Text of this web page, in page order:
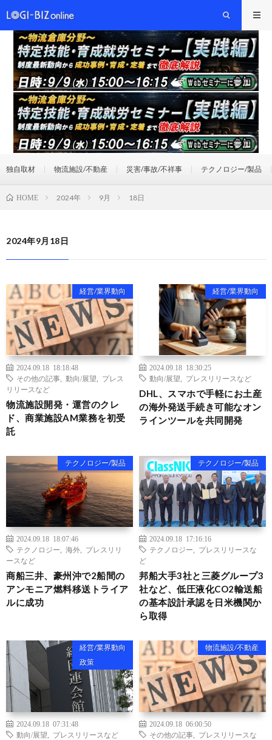
独自取材 物流施設/不動産 災害/事故/不祥事 テクノロジー/製品
HOME 2024年 9月 18日
2024年9月18日
経営/業界動向
2024.09.18 18:18:48
その他の記事
動向/展望
プレス
リリースなど
物流施設開発・運営のクレ
ド、商業施設AM業務を初受
託
経営/業界動向
2024.09.18 18:30:25
動向/展望
プレスリリースなど
DHL、スマホで手軽にお土産
の海外発送手続き可能なオン
ラインツールを共同開発
テクノロジー/製品
2024.09.18 18:07:46
テクノロジー
海外
プレスリリ
ースなど
商船三井、豪州沖で2船間の
アンモニア燃料移送トライア
ルに成功
テクノロジー/製品
2024.09.18 17:16:16
テクノロジー
プレスリリースな
ど
邦船大手3社と三菱グループ3
社など、低圧液化CO2輸送船
の基本設計承認を日米機関か
ら取得
経営/業界動向
政策
2024.09.18 07:31:48
動向/展望
プレスリリースなど
物流施設/不動産
2024.09.18 06:00:50
その他の記事
プレスリリースな